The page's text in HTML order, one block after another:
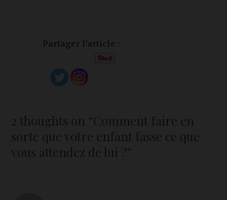
Partager l'article :
2 thoughts on “Comment faire en
sorte que votre enfant fasse ce que
vous attendez de lui ?”